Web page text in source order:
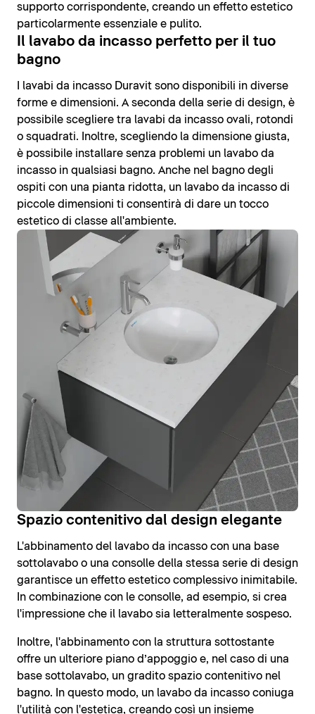
supporto corrispondente, creando un effetto estetico
particolarmente essenziale e pulito.
Il lavabo da incasso perfetto per il tuo
bagno
I lavabi da incasso Duravit sono disponibili in diverse
forme e dimensioni. A seconda della serie di design, è
possibile scegliere tra lavabi da incasso ovali, rotondi
o squadrati. Inoltre, scegliendo la dimensione giusta,
è possibile installare senza problemi un lavabo da
incasso in qualsiasi bagno. Anche nel bagno degli
ospiti con una pianta ridotta, un lavabo da incasso di
piccole dimensioni ti consentirà di dare un tocco
estetico di classe all'ambiente.
Spazio contenitivo dal design elegante
L'abbinamento del lavabo da incasso con una base
sottolavabo o una consolle della stessa serie di design
garantisce un effetto estetico complessivo inimitabile.
In combinazione con le consolle, ad esempio, si crea
l'impressione che il lavabo sia letteralmente sospeso.
Inoltre, l'abbinamento con la struttura sottostante
offre un ulteriore piano d’appoggio e, nel caso di una
base sottolavabo, un gradito spazio contenitivo nel
bagno. In questo modo, un lavabo da incasso coniuga
l'utilità con l'estetica, creando così un insieme